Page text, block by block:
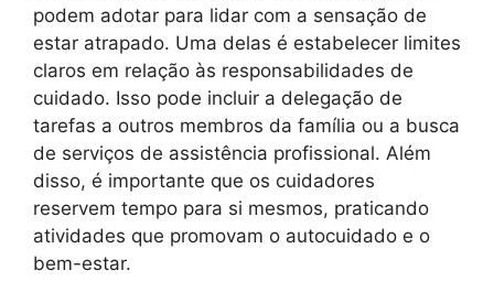
podem adotar para lidar com a sensação de
estar atrapado. Uma delas é estabelecer limites
claros em relação às responsabilidades de
cuidado. Isso pode incluir a delegação de
tarefas a outros membros da família ou a busca
de serviços de assistência profissional. Além
disso, é importante que os cuidadores
reservem tempo para si mesmos, praticando
atividades que promovam o autocuidado e o
bem-estar.